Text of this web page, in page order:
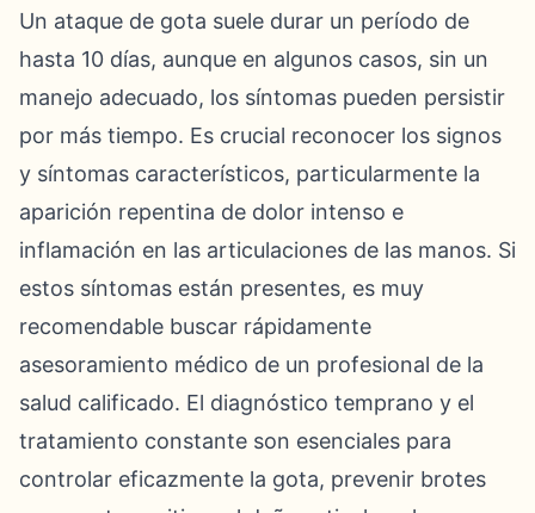
Un ataque de gota suele durar un período de
hasta 10 días, aunque en algunos casos, sin un
manejo adecuado, los síntomas pueden persistir
por más tiempo. Es crucial reconocer los signos
y síntomas característicos, particularmente la
aparición repentina de dolor intenso e
inflamación en las articulaciones de las manos. Si
estos síntomas están presentes, es muy
recomendable buscar rápidamente
asesoramiento médico de un profesional de la
salud calificado. El diagnóstico temprano y el
tratamiento constante son esenciales para
controlar eficazmente la gota, prevenir brotes